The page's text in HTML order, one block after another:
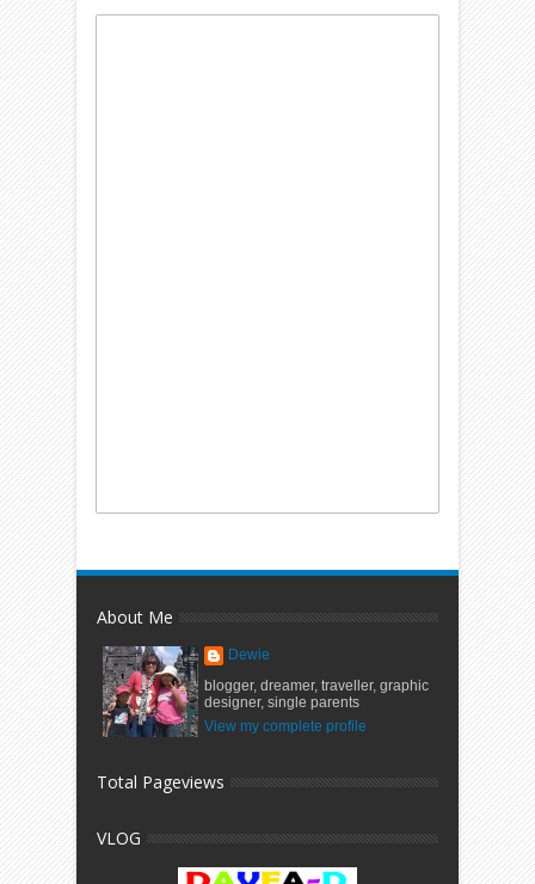
About Me
Dewie
blogger, dreamer, traveller, graphic
designer, single parents
View my complete profile
Total Pageviews
VLOG